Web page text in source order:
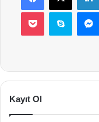
Pocket Skype
Kayıt Ol